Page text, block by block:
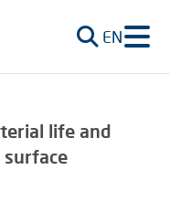
EN
life and
surface